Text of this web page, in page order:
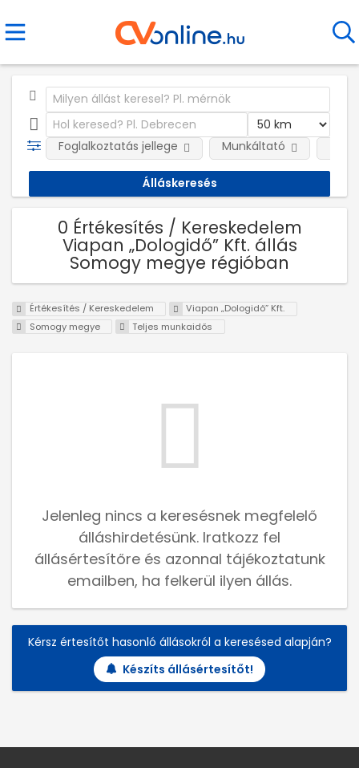
Foglalkoztatás jellege Munkáltató
0 Értékesítés / Kereskedelem
Viapan „Dologidő” Kft. állás
Somogy megye régióban
Értékesítés / Kereskedelem
Viapan „Dologidő” Kft.
Somogy megye
Teljes munkaidős
Jelenleg nincs a keresésnek megfelelő
álláshirdetésünk. Iratkozz fel
állásértesítőre és azonnal tájékoztatunk
emailben, ha felkerül ilyen állás.
Kérsz értesítőt hasonló állásokról a keresésed alapján?
Készíts állásértesítőt!